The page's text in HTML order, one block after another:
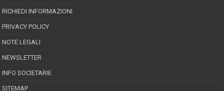
RICHIEDI INFORMAZIONI
PRIVACY POLICY
NOTE LEGALI
NEWSLETTER
INFO SOCIETARIE
SITEMAP